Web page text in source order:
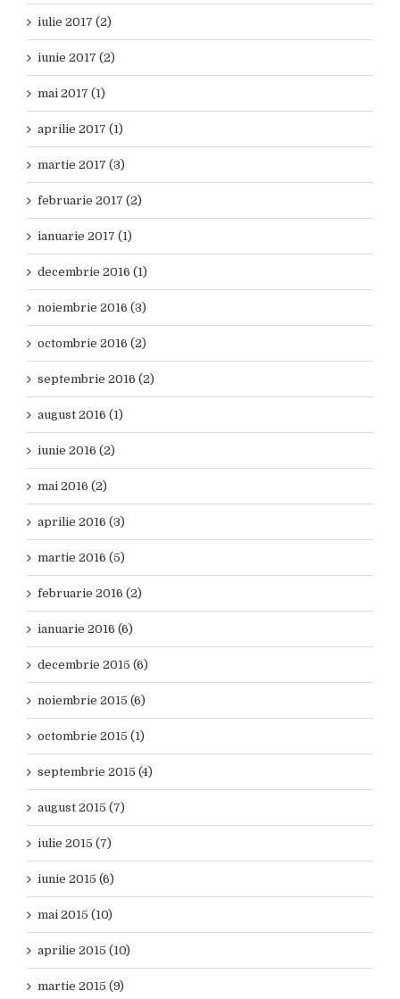
iulie 2017 (2)
iunie 2017 (2)
mai 2017 (1)
aprilie 2017 (1)
martie 2017 (3)
februarie 2017 (2)
ianuarie 2017 (1)
decembrie 2016 (1)
noiembrie 2016 (3)
octombrie 2016 (2)
septembrie 2016 (2)
august 2016 (1)
iunie 2016 (2)
mai 2016 (2)
aprilie 2016 (3)
martie 2016 (5)
februarie 2016 (2)
ianuarie 2016 (6)
decembrie 2015 (6)
noiembrie 2015 (6)
octombrie 2015 (1)
septembrie 2015 (4)
august 2015 (7)
iulie 2015 (7)
iunie 2015 (6)
mai 2015 (10)
aprilie 2015 (10)
martie 2015 (9)